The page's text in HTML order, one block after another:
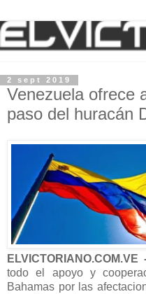
2 sept 2019
Venezuela ofrece
paso del huracán
ELVICTORIANO.COM.VE
todo el apoyo y
Bahamas por las